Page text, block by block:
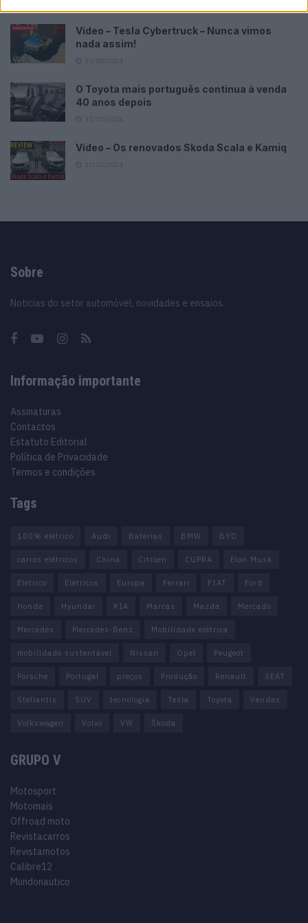
Vídeo – Tesla Cybertruck – Nunca vimos
nada assim!
O Toyota mais português continua à venda
40 anos depois
Vídeo – Os renovados Skoda Scala e Kamiq
Sobre
Noticias do setor automóvel, novidades e ensaios.
Informação importante
Assinaturas
Contactos
Estatuto Editorial
Política de Privacidade
Termos e condições
Tags
100% elétrico Audi Baterias BMW BYD
carros elétricos China Citröen CUPRA Elon Musk
Elétrico Elétricos Europa Ferrari FIAT Ford
Honda Hyundai KIA Marcas Mazda Mercado
Mercedes Mercedes-Benz Mobilidade elétrica
mobilidade sustentável Nissan Opel Peugeot
Porsche Portugal preços Produção Renault SEAT
Stellantis SUV tecnologia Tesla Toyota Vendas
Volkswagen Volvo VW Škoda
GRUPO V
Motosport
Motomais
Offroad moto
Revistacarros
Revistamotos
Calibre12
Mundonautico